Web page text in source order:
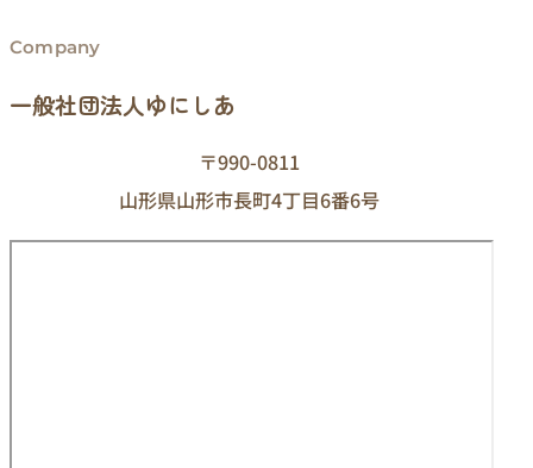
Company
一般社団法人ゆにしあ
〒990-0811
山形県山形市長町4丁目6番6号